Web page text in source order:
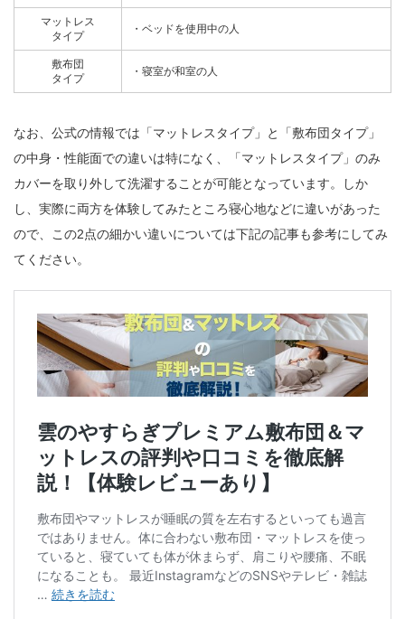
マットレス
タイプ
・ベッドを使用中の人
敷布団
タイプ
・寝室が和室の人
なお、公式の情報では「マットレスタイプ」と「敷布団タイプ」
の中身・性能面での違いは特になく、「マットレスタイプ」のみ
カバーを取り外して洗濯することが可能となっています。しか
し、実際に両方を体験してみたところ寝心地などに違いがあった
ので、この2点の細かい違いについては下記の記事も参考にしてみ
てください。